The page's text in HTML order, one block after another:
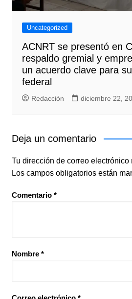
Uncategorized
ACNRT se presentó en
respaldo gremial y
un acuerdo clave para
federal
Redacción diciembre 22,
Deja un comentario
Tu dirección de correo electrónico
Los campos obligatorios están
Comentario *
Nombre *